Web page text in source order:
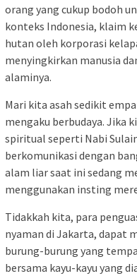
orang yang cukup bodoh
konteks Indonesia, klaim
hutan oleh korporasi
menyingkirkan manusia
alaminya.
Mari kita asah sedikit
mengaku berbudaya. Jika
spiritual seperti Nabi
berkomunikasi dengan
alam liar saat ini sedang
menggunakan insting
Tidakkah kita, para
nyaman di Jakarta, dapat
burung-burung yang
bersama kayu-kayu yang